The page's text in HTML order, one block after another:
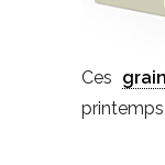
Ces